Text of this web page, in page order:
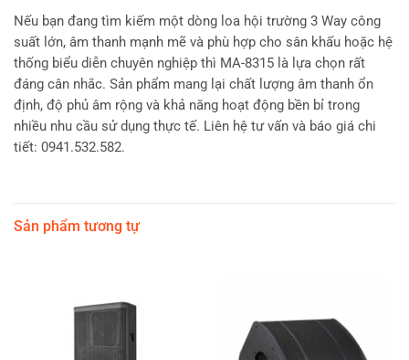
Nếu bạn đang tìm kiếm một dòng loa hội trường 3 Way công
suất lớn, âm thanh mạnh mẽ và phù hợp cho sân khấu hoặc hệ
thống biểu diễn chuyên nghiệp thì MA-8315 là lựa chọn rất
đáng cân nhắc. Sản phẩm mang lại chất lượng âm thanh ổn
định, độ phủ âm rộng và khả năng hoạt động bền bỉ trong
nhiều nhu cầu sử dụng thực tế. Liên hệ tư vấn và báo giá chi
tiết: 0941.532.582.
Sản phẩm tương tự